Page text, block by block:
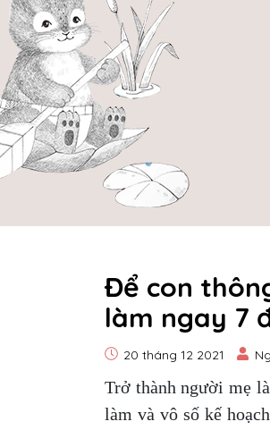
Để con
làm ngay 7
20 tháng 12 2021
Trở thành người mẹ
làm và vô số kế